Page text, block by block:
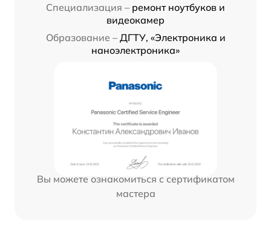
Специализация – ремонт ноутбуков и
видеокамер
Образование – ДГТУ, «Электроника и
наноэлектроника»
Вы можете ознакомиться с сертификатом
мастера